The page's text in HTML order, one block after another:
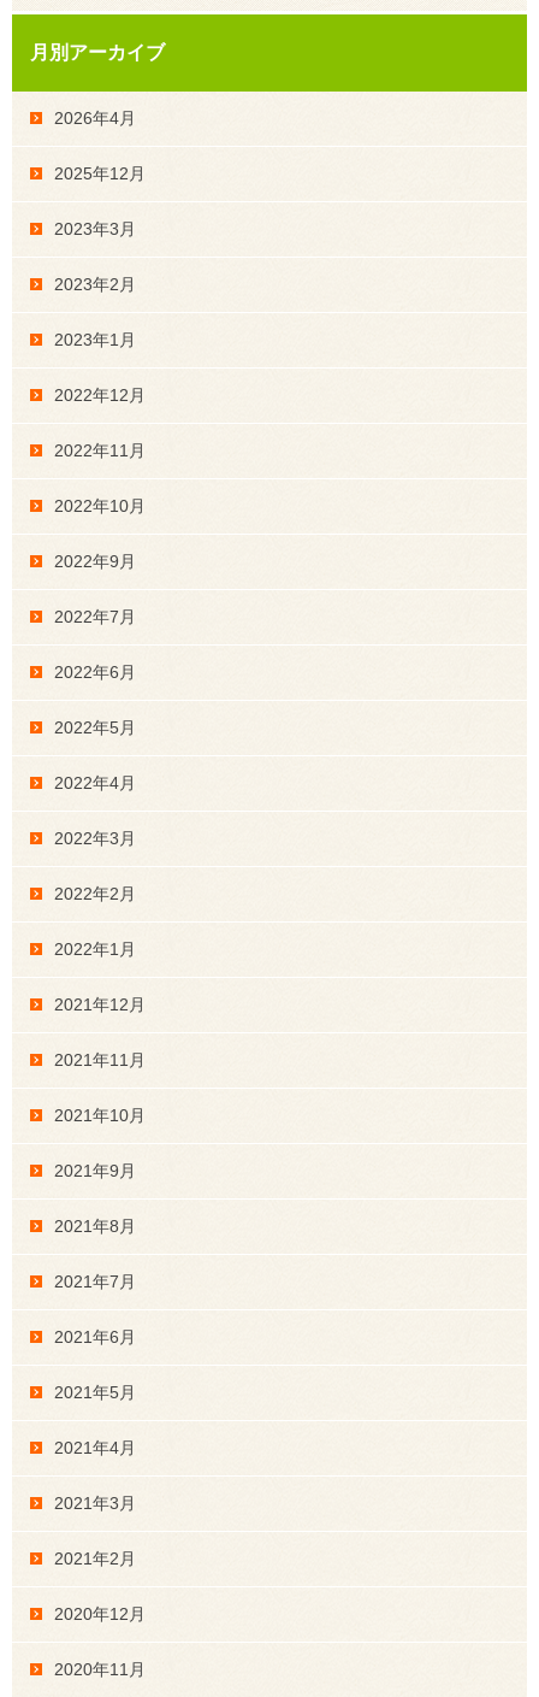
月別アーカイブ
2026年4月
2025年12月
2023年3月
2023年2月
2023年1月
2022年12月
2022年11月
2022年10月
2022年9月
2022年7月
2022年6月
2022年5月
2022年4月
2022年3月
2022年2月
2022年1月
2021年12月
2021年11月
2021年10月
2021年9月
2021年8月
2021年7月
2021年6月
2021年5月
2021年4月
2021年3月
2021年2月
2020年12月
2020年11月